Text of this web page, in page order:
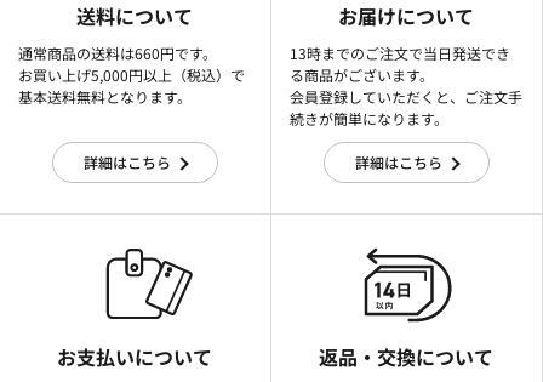
送料について
通常商品の送料は660円です。
お買い上げ5,000円以上（税込）で
基本送料無料となります。
詳細はこちら
お届けについて
13時までのご注文で当日発送でき
る商品がございます。
会員登録していただくと、ご注文手
続きが簡単になります。
詳細はこちら
お支払いについて 返品・交換について